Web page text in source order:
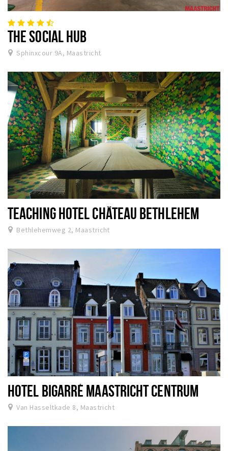
THE SOCIAL HUB
Sphinxcour 9A, Maastricht
TEACHING HOTEL CHÂTEAU BETHLEHEM
Bethlehemweg 2, Maastricht
HOTEL BIGARRÉ MAASTRICHT CENTRUM
Van Hasseltkade 8, Maastricht